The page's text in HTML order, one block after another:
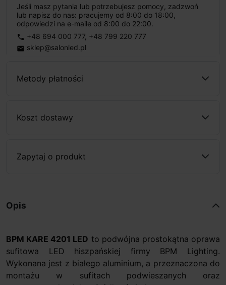
Jeśli masz pytania lub potrzebujesz pomocy, zadzwoń
lub napisz do nas: pracujemy od 8:00 do 18:00,
odpowiedzi na e-maile od 8:00 do 22:00.
phone +48 694 000 777, +48 799 220 777
email sklep@salonled.pl
Metody płatności
Koszt dostawy
Zapytaj o produkt
Opis
BPM KARE 4201 LED to podwójna prostokątna oprawa
sufitowa LED hiszpańskiej firmy BPM Lighting.
Wykonana jest z białego aluminium, a przeznaczona do
montażu w sufitach podwieszanych oraz